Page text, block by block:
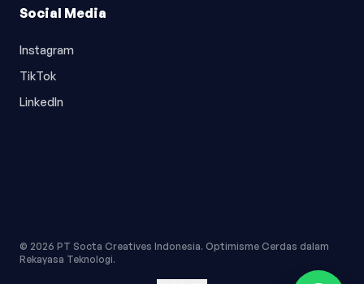
Social Media
Instagram
TikTok
LinkedIn
© 2026 PT Socta Creatives Indonesia. Optimisme Cerdas dalam
Rekayasa Teknologi.